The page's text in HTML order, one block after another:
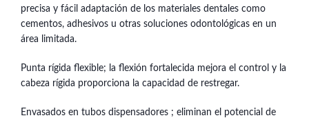
precisa y fácil adaptación de los materiales dentales como
cementos, adhesivos u otras soluciones odontológicas en un
área limitada.
Punta rígida flexible; la flexión fortalecida mejora el control y la
cabeza rígida proporciona la capacidad de restregar.
Envasados en tubos dispensadores ; eliminan el potencial de